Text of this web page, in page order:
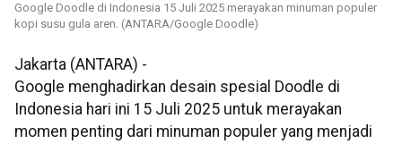
Google Doodle di Indonesia 15 Juli 2025 merayakan minuman populer
kopi susu gula aren. (ANTARA/Google Doodle)
Jakarta (ANTARA) -
Google menghadirkan desain spesial Doodle di
Indonesia hari ini 15 Juli 2025 untuk merayakan
momen penting dari minuman populer yang menjadi